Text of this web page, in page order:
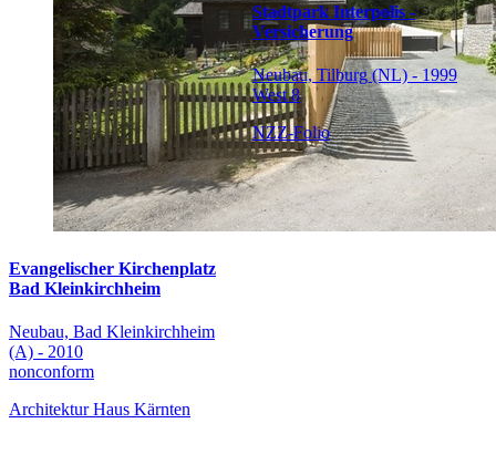
Evangelischer Kirchenplatz
Bad Kleinkirchheim
Neubau, Bad Kleinkirchheim
(A) - 2010
nonconform
Architektur Haus Kärnten
Stadtpark Interpolis -
Versicherung
Neubau, Tilburg (NL) - 1999
West 8
NZZ-Folio